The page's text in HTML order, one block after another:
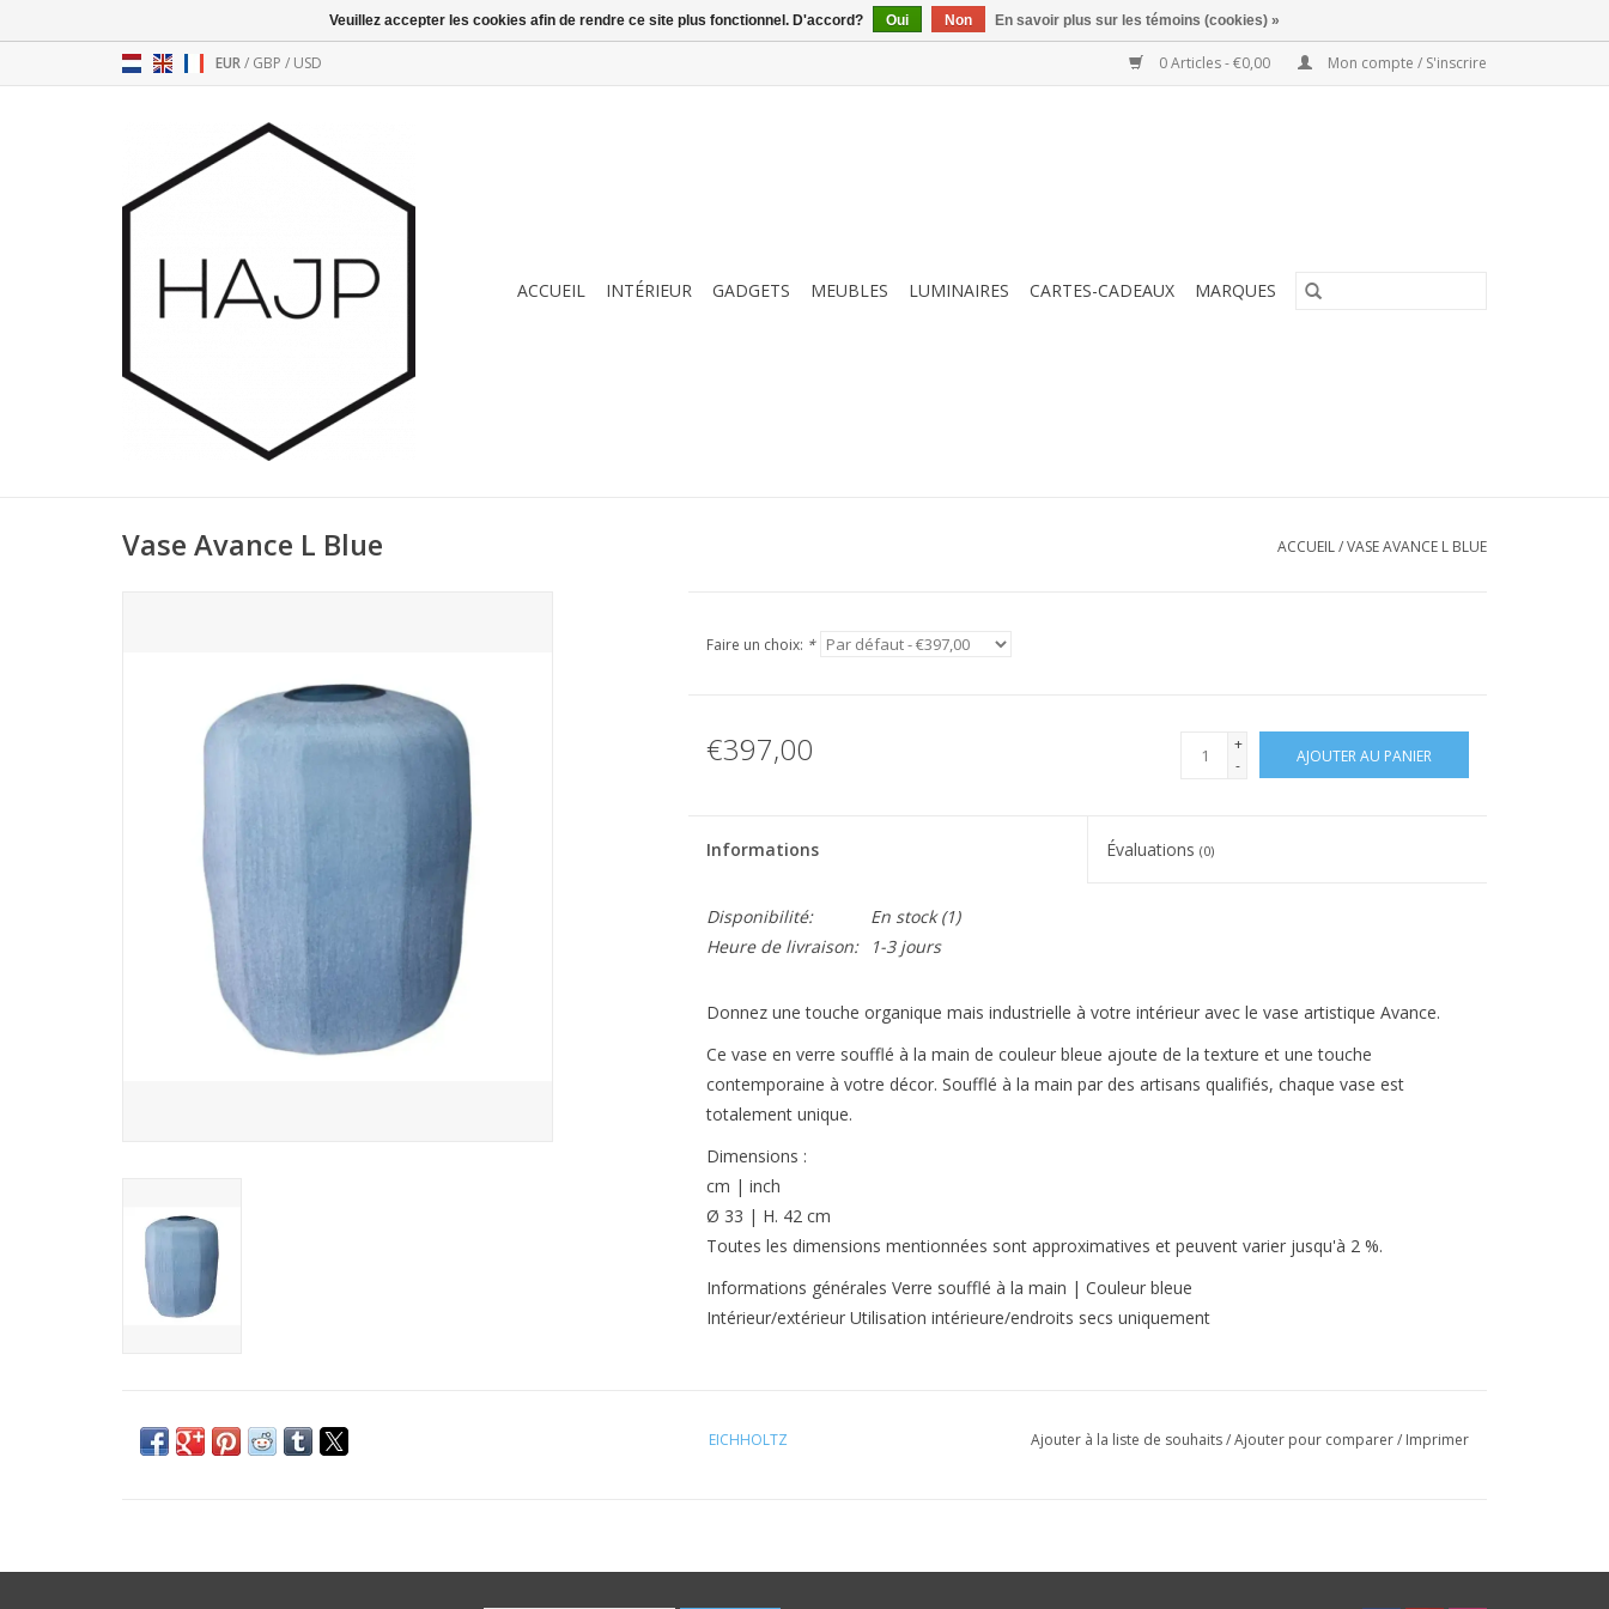
EUR/ GBP / USD 0 Articles - €0,00 Mon compte / S'inscrire
ACCUEIL INTÉRIEUR GADGETS MEUBLES LUMINAIRES CARTES-CADEAUX MARQUES
Vase Avance L Blue ACCUEIL/VASE AVANCE L BLUE
Faire un choix: *
€397,00
+
-
AJOUTER AU PANIER
Informations Évaluations(0)
Disponibilité: En stock(1)
Heure de livraison:
1-3 jours
Donnez une touche organique mais industrielle à votre intérieur avec le vase artistique Avance.
Ce vase en verre soufflé à la main de couleur bleue ajoute de la texture et une touche
contemporaine à votre décor. Soufflé à la main par des artisans qualifiés, chaque vase est
totalement unique.
Dimensions :
cm | inch
Ø 33 | H. 42 cm
Toutes les dimensions mentionnées sont approximatives et peuvent varier jusqu'à 2 %.
Informations générales Verre soufflé à la main | Couleur bleue
Intérieur/extérieur Utilisation intérieure/endroits secs uniquement
EICHHOLTZ Ajouter à la liste de souhaits/Ajouter pour comparer/ Imprimer
Veuillez accepter les cookies afin de rendre ce site plus fonctionnel. D'accord? Oui Non En savoir plus sur les témoins (cookies) »